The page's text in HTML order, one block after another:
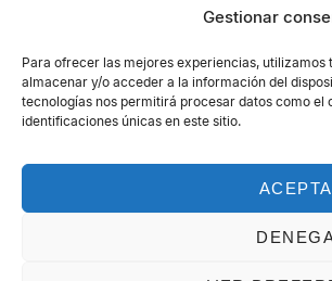
Gestionar
Para ofrecer las mejores experiencias,
almacenar y/o acceder a la información del
tecnologías nos permitirá procesar datos como el
identificaciones únicas en este sitio.